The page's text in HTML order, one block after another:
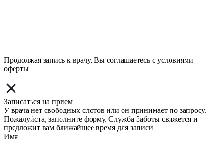
Продолжая запись к врачу, Вы соглашаетесь с условиями
оферты
Записаться на прием
У врача нет свободных слотов или он принимает по запросу.
Пожалуйста, заполните форму. Служба Заботы свяжется и
предложит вам ближайшее время для записи
Имя